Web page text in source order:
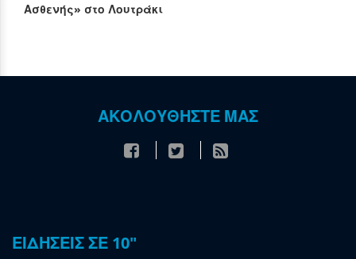
Ασθενής» στο Λουτράκι
ΑΚΟΛΟΥΘΗΣΤΕ ΜΑΣ
ΕΙΔΗΣΕΙΣ ΣΕ 10"